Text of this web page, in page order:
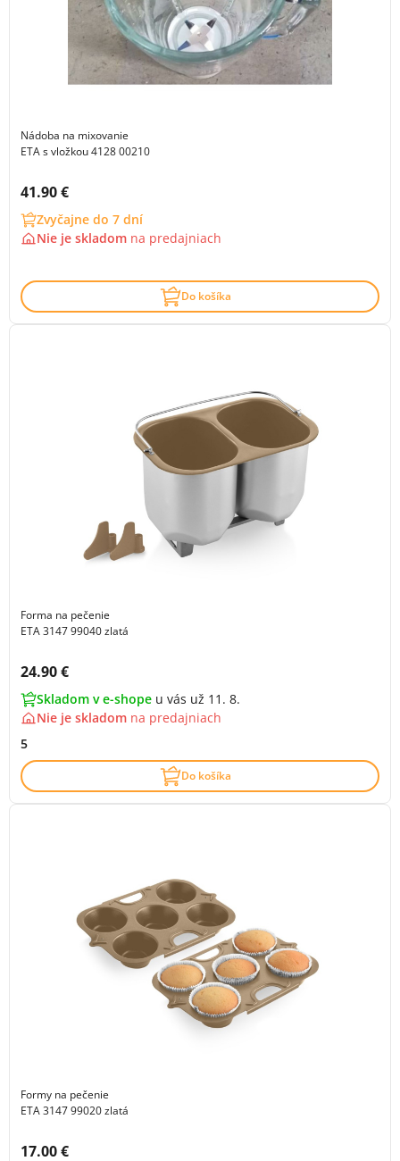
Nádoba na mixovanie
ETA s vložkou 4128 00210
Cena s DPH:
41.90 €
Zvyčajne do 7 dní
Nie je skladom na predajniach
Do košíka
Forma na pečenie
ETA 3147 99040 zlatá
Cena s DPH:
24.90 €
Skladom v e-shope u vás už 11. 8.
Nie je skladom na predajniach
5
Do košíka
Formy na pečenie
ETA 3147 99020 zlatá
Cena s DPH:
17.00 €